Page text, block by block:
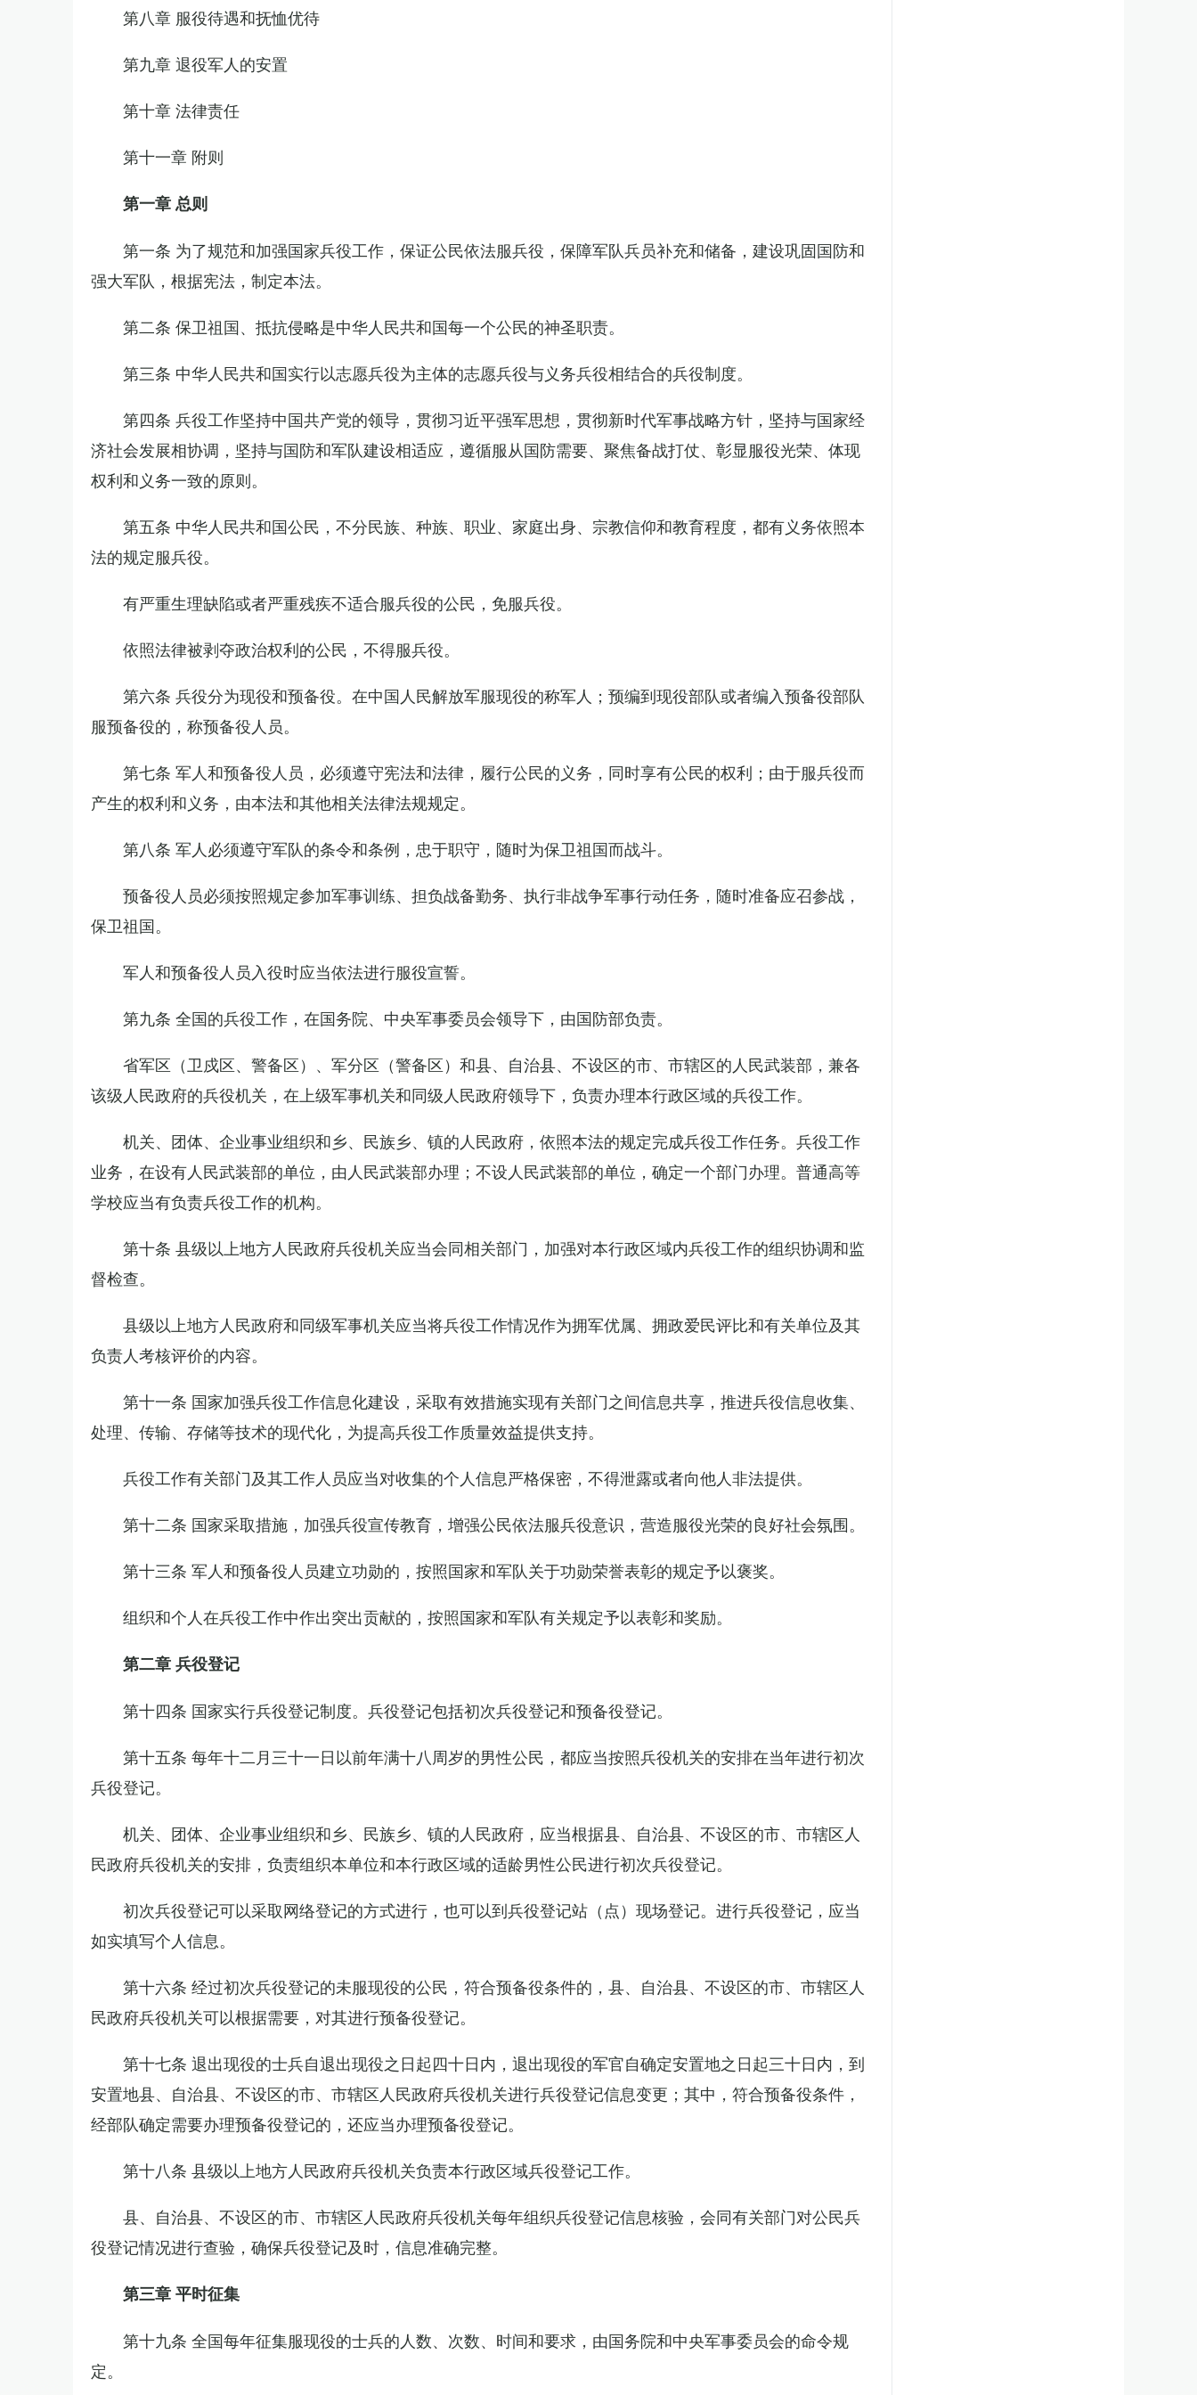
第八章 服役待遇和抚恤优待
第九章 退役军人的安置
第十章 法律责任
第十一章 附则
第一章 总则
第一条 为了规范和加强国家兵役工作，保证公民依法服兵役，保障军队兵员补充和储备，建设巩固国防和
强大军队，根据宪法，制定本法。
第二条 保卫祖国、抵抗侵略是中华人民共和国每一个公民的神圣职责。
第三条 中华人民共和国实行以志愿兵役为主体的志愿兵役与义务兵役相结合的兵役制度。
第四条 兵役工作坚持中国共产党的领导，贯彻习近平强军思想，贯彻新时代军事战略方针，坚持与国家经
济社会发展相协调，坚持与国防和军队建设相适应，遵循服从国防需要、聚焦备战打仗、彰显服役光荣、体现
权利和义务一致的原则。
第五条 中华人民共和国公民，不分民族、种族、职业、家庭出身、宗教信仰和教育程度，都有义务依照本
法的规定服兵役。
有严重生理缺陷或者严重残疾不适合服兵役的公民，免服兵役。
依照法律被剥夺政治权利的公民，不得服兵役。
第六条 兵役分为现役和预备役。在中国人民解放军服现役的称军人；预编到现役部队或者编入预备役部队
服预备役的，称预备役人员。
第七条 军人和预备役人员，必须遵守宪法和法律，履行公民的义务，同时享有公民的权利；由于服兵役而
产生的权利和义务，由本法和其他相关法律法规规定。
第八条 军人必须遵守军队的条令和条例，忠于职守，随时为保卫祖国而战斗。
预备役人员必须按照规定参加军事训练、担负战备勤务、执行非战争军事行动任务，随时准备应召参战，
保卫祖国。
军人和预备役人员入役时应当依法进行服役宣誓。
第九条 全国的兵役工作，在国务院、中央军事委员会领导下，由国防部负责。
省军区（卫戍区、警备区）、军分区（警备区）和县、自治县、不设区的市、市辖区的人民武装部，兼各
该级人民政府的兵役机关，在上级军事机关和同级人民政府领导下，负责办理本行政区域的兵役工作。
机关、团体、企业事业组织和乡、民族乡、镇的人民政府，依照本法的规定完成兵役工作任务。兵役工作
业务，在设有人民武装部的单位，由人民武装部办理；不设人民武装部的单位，确定一个部门办理。普通高等
学校应当有负责兵役工作的机构。
第十条 县级以上地方人民政府兵役机关应当会同相关部门，加强对本行政区域内兵役工作的组织协调和监
督检查。
县级以上地方人民政府和同级军事机关应当将兵役工作情况作为拥军优属、拥政爱民评比和有关单位及其
负责人考核评价的内容。
第十一条 国家加强兵役工作信息化建设，采取有效措施实现有关部门之间信息共享，推进兵役信息收集、
处理、传输、存储等技术的现代化，为提高兵役工作质量效益提供支持。
兵役工作有关部门及其工作人员应当对收集的个人信息严格保密，不得泄露或者向他人非法提供。
第十二条 国家采取措施，加强兵役宣传教育，增强公民依法服兵役意识，营造服役光荣的良好社会氛围。
第十三条 军人和预备役人员建立功勋的，按照国家和军队关于功勋荣誉表彰的规定予以褒奖。
组织和个人在兵役工作中作出突出贡献的，按照国家和军队有关规定予以表彰和奖励。
第二章 兵役登记
第十四条 国家实行兵役登记制度。兵役登记包括初次兵役登记和预备役登记。
第十五条 每年十二月三十一日以前年满十八周岁的男性公民，都应当按照兵役机关的安排在当年进行初次
兵役登记。
机关、团体、企业事业组织和乡、民族乡、镇的人民政府，应当根据县、自治县、不设区的市、市辖区人
民政府兵役机关的安排，负责组织本单位和本行政区域的适龄男性公民进行初次兵役登记。
初次兵役登记可以采取网络登记的方式进行，也可以到兵役登记站（点）现场登记。进行兵役登记，应当
如实填写个人信息。
第十六条 经过初次兵役登记的未服现役的公民，符合预备役条件的，县、自治县、不设区的市、市辖区人
民政府兵役机关可以根据需要，对其进行预备役登记。
第十七条 退出现役的士兵自退出现役之日起四十日内，退出现役的军官自确定安置地之日起三十日内，到
安置地县、自治县、不设区的市、市辖区人民政府兵役机关进行兵役登记信息变更；其中，符合预备役条件，
经部队确定需要办理预备役登记的，还应当办理预备役登记。
第十八条 县级以上地方人民政府兵役机关负责本行政区域兵役登记工作。
县、自治县、不设区的市、市辖区人民政府兵役机关每年组织兵役登记信息核验，会同有关部门对公民兵
役登记情况进行查验，确保兵役登记及时，信息准确完整。
第三章 平时征集
第十九条 全国每年征集服现役的士兵的人数、次数、时间和要求，由国务院和中央军事委员会的命令规
定。